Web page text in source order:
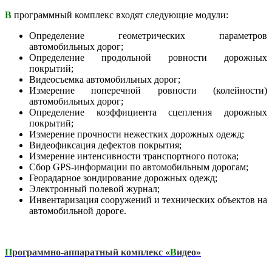
В программный комплекс входят следующие модули:
Определение геометрических параметров
автомобильных дорог;
Определение продольной ровности дорожных
покрытий;
Видеосъемка автомобильных дорог;
Измерение поперечной ровности (колейности)
автомобильных дорог;
Определение коэффициента сцепления дорожных
покрытий;
Измерение прочности нежестких дорожных одежд;
Видеофиксация дефектов покрытия;
Измерение интенсивности транспортного потока;
Сбор GPS-информации по автомобильным дорогам;
Георадарное зондирование дорожных одежд;
Электронный полевой журнал;
Инвентаризация сооружений и технических объектов на
автомобильной дороге.
Программно-аппаратный комплекс «Видео»